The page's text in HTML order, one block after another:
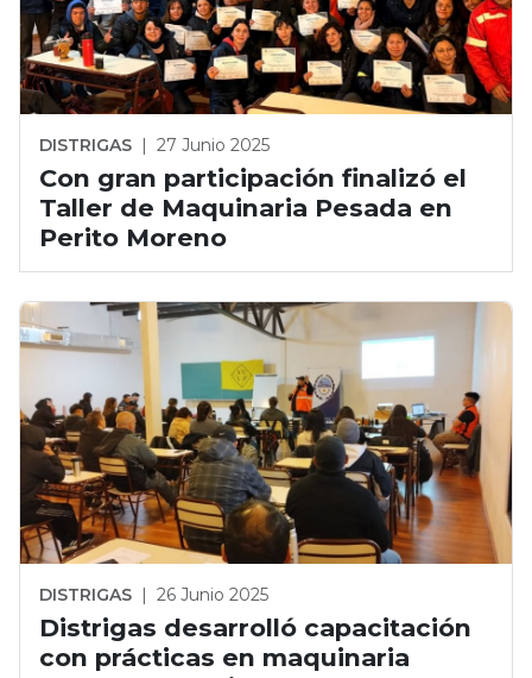
DISTRIGAS | 27 Junio 2025
Con gran participación finalizó el
Taller de Maquinaria Pesada en
Perito Moreno
DISTRIGAS | 26 Junio 2025
Distrigas desarrolló capacitación
con prácticas en maquinaria